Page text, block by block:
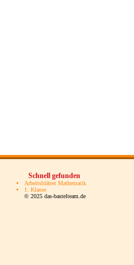
Schnell gefunden
Arbeitsblätter Mathematik
1. Klasse
© 2025 das-bastelteam.de